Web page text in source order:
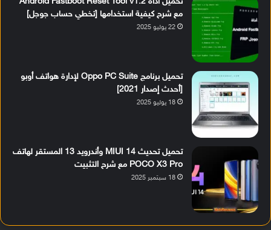
مع شرح كيفية استخدامها [تخطي حساب جوجل]
22 يوليو 2025
تحميل برنامج Oppo PC Suite لإدارة هواتف أوبو
[أحدث إصدار 2021]
18 يوليو 2025
تحميل تحديث MIUI 14 وأندرويد 13 المستقر لهاتف
POCO X3 Pro مع شرح التثبيت
18 سبتمبر 2025